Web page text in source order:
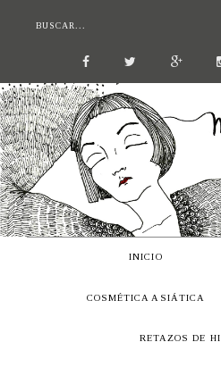
INICIO
COSMÉTICA ASIÁTICA
RETAZOS DE